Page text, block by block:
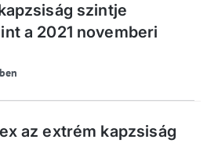
szintje
a 2021 novemberi
az extrém kapzsiság